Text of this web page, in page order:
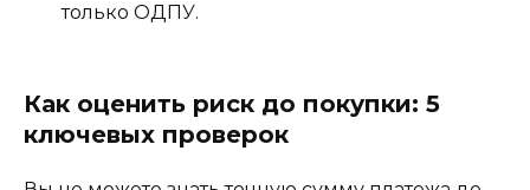
только ОДПУ.
Как оценить риск до покупки: 5
ключевых проверок